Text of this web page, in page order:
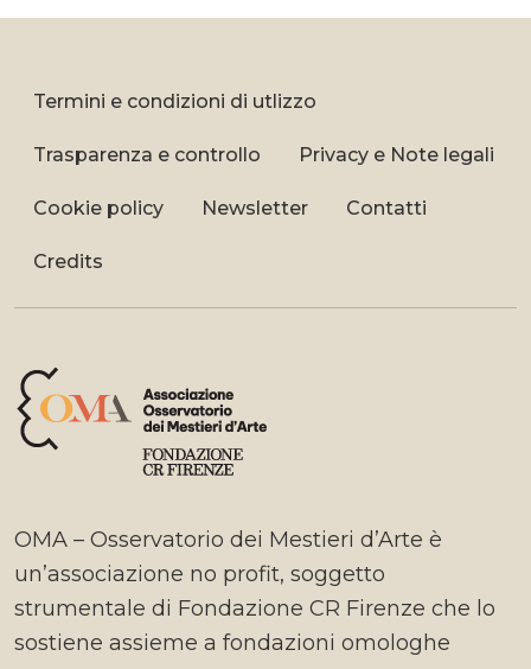
Termini e condizioni di utlizzo
Trasparenza e controllo Privacy e Note legali
Cookie policy Newsletter Contatti
Credits
OMA – Osservatorio dei Mestieri d’Arte è
un’associazione no profit, soggetto
strumentale di Fondazione CR Firenze che lo
sostiene assieme a fondazioni omologhe